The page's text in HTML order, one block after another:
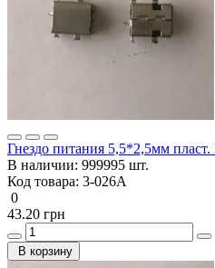
Гнездо питания 5,5*2,5мм
В наличии: 999995 шт.
Код товара: 3-026А
0
43.20 грн
В корзину